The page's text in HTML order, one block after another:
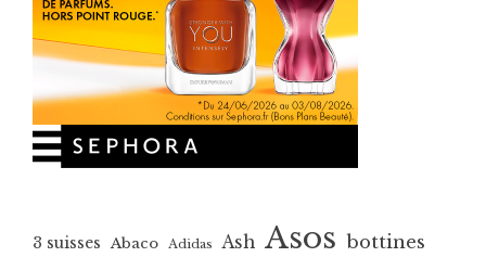
3 suisses Abaco Adidas Ash Asos bottines